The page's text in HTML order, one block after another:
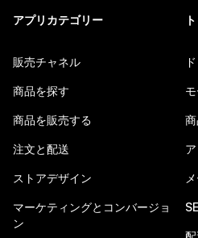
アプリカテゴリー
販売チャネル
商品を探す
商品を販売する
注文と配送
ストアデザイン
マーケティングとコンバージョ
ン